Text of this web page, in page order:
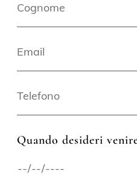
Quando desideri